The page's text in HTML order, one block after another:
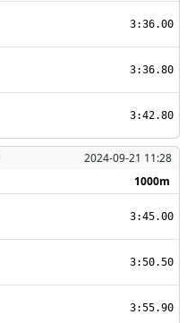
3:36.00
3:36.80
3:42.80
2024-09-21 11:28
1000m
3:45.00
3:50.50
3:55.90